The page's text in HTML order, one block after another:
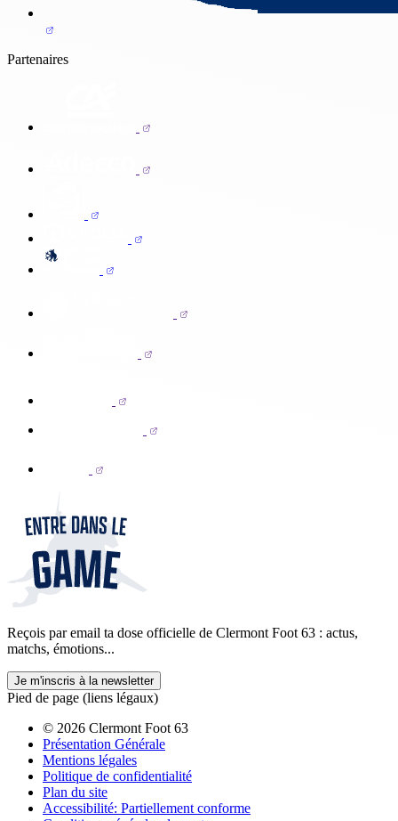
Partenaires
Reçois par email ta dose officielle de Clermont Foot 63 : actus,
matchs, émotions...
Je m'inscris à la newsletter
Pied de page (liens légaux)
© 2026 Clermont Foot 63
Présentation Générale
Mentions légales
Politique de confidentialité
Plan du site
Accessibilité: Partiellement conforme